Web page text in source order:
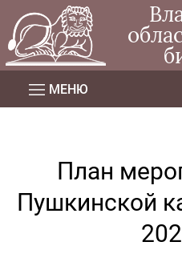
МЕНЮ
План
Пушкинской